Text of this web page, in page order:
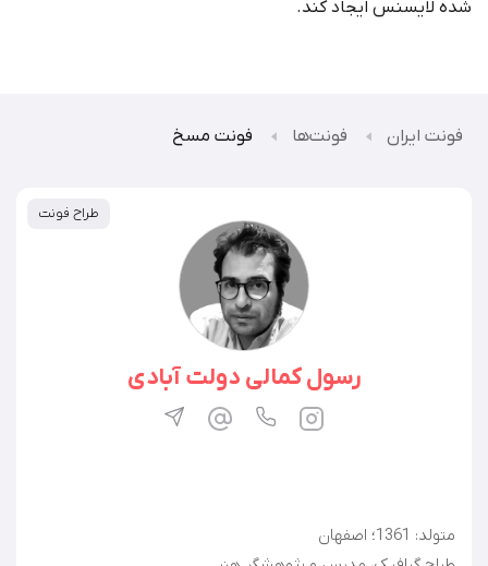
شده لایسنس ایجاد کند.
فونت ایران فونت‌ها فونت مسخ
طراح فونت
رسول کمالی دولت آبادی